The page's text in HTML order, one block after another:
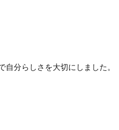
分らしさを大切にしました。